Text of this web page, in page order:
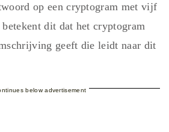
op een cryptogram met vijf
dit dat het cryptogram
geeft die leidt naar dit
below advertisement